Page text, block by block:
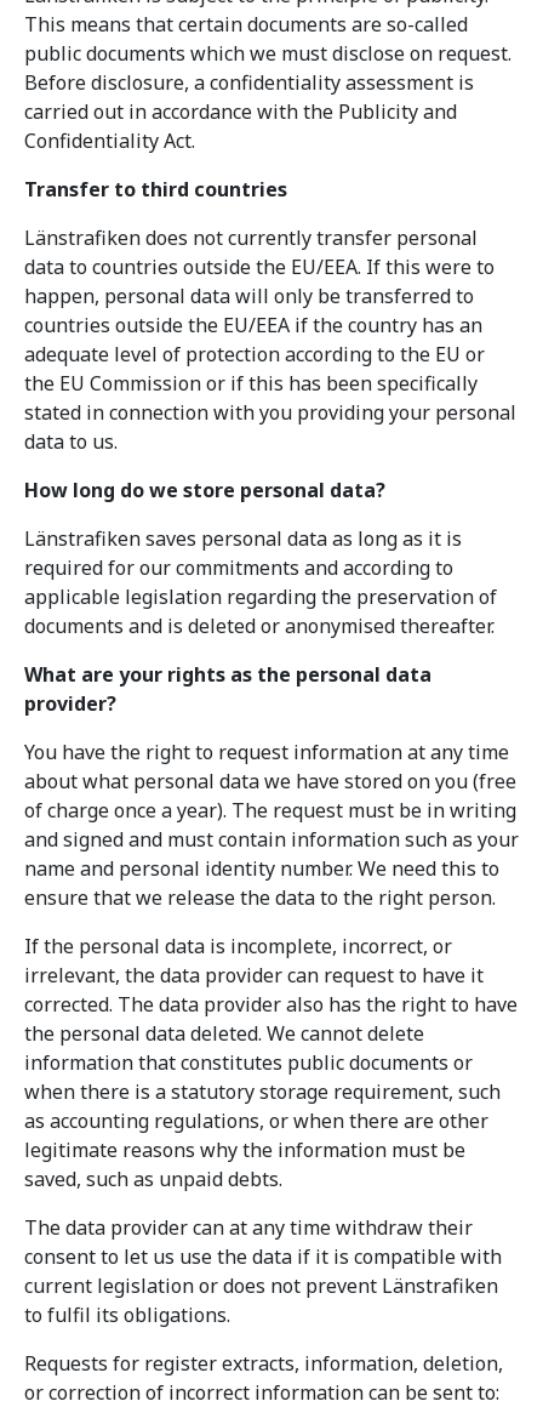
This means that certain documents are so-called
public documents which we must disclose on request.
Before disclosure, a confidentiality assessment is
carried out in accordance with the Publicity and
Confidentiality Act.
Transfer to third countries
Länstrafiken does not currently transfer personal
data to countries outside the EU/EEA. If this were to
happen, personal data will only be transferred to
countries outside the EU/EEA if the country has an
adequate level of protection according to the EU or
the EU Commission or if this has been specifically
stated in connection with you providing your personal
data to us.
How long do we store personal data?
Länstrafiken saves personal data as long as it is
required for our commitments and according to
applicable legislation regarding the preservation of
documents and is deleted or anonymised thereafter.
What are your rights as the personal data
provider?
You have the right to request information at any time
about what personal data we have stored on you (free
of charge once a year). The request must be in writing
and signed and must contain information such as your
name and personal identity number. We need this to
ensure that we release the data to the right person.
If the personal data is incomplete, incorrect, or
irrelevant, the data provider can request to have it
corrected. The data provider also has the right to have
the personal data deleted. We cannot delete
information that constitutes public documents or
when there is a statutory storage requirement, such
as accounting regulations, or when there are other
legitimate reasons why the information must be
saved, such as unpaid debts.
The data provider can at any time withdraw their
consent to let us use the data if it is compatible with
current legislation or does not prevent Länstrafiken
to fulfil its obligations.
Requests for register extracts, information, deletion,
or correction of incorrect information can be sent to: